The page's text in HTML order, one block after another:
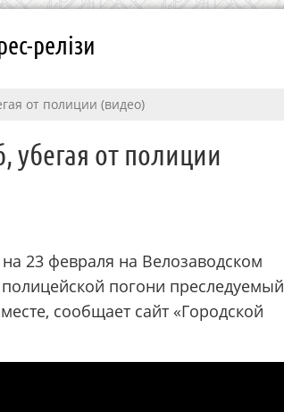
релізи
от полиции (видео)
убегая от полиции
23 февраля на Велозаводском
погони преследуемый
сообщает сайт «Городской